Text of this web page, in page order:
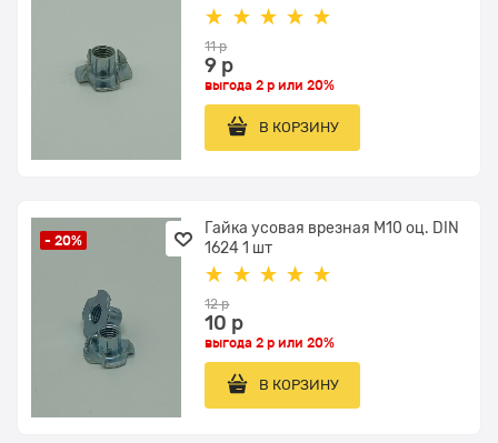
11 р
9 р
выгода2 р или20%
В КОРЗИНУ
- 20%
Гайка усовая врезная М10 оц. DIN
1624 1 шт
12 р
10 р
выгода2 р или20%
В КОРЗИНУ